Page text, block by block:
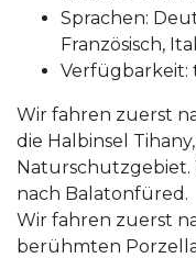
Sprachen:
Französisch,
Verfügbarkeit:
Wir fahren zuerst
die Halbinsel
nach Balatonfüred.
Wir fahren zuerst
berühmten